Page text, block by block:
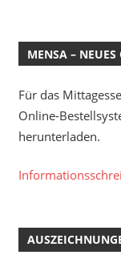
MENSA – NEUES
Für das
Online-
herunterladen.